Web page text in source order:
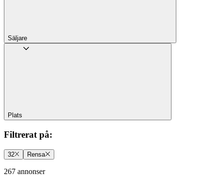
Säljare
Plats
Filtrerat på:
32 Rensa
267 annonser